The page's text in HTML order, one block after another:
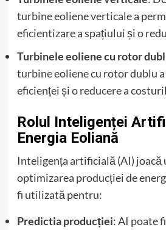
turbine eoliene verticale a
eficientizare a spațiului și o
Turbinele eoliene cu rotor
turbine eoliene cu rotor dublu
eficienței și o reducere a
Rolul Inteligenței
Energia Eoliană
Inteligența artificială (AI)
optimizarea producției de
fi utilizată pentru:
Predictia producției: AI poate